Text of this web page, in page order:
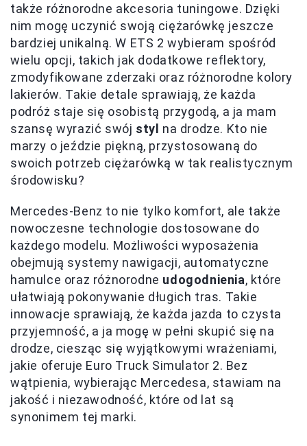
także różnorodne akcesoria tuningowe. Dzięki
nim mogę uczynić swoją ciężarówkę jeszcze
bardziej unikalną. W ETS 2 wybieram spośród
wielu opcji, takich jak dodatkowe reflektory,
zmodyfikowane zderzaki oraz różnorodne kolory
lakierów. Takie detale sprawiają, że każda
podróż staje się osobistą przygodą, a ja mam
szansę wyrazić swój styl na drodze. Kto nie
marzy o jeździe piękną, przystosowaną do
swoich potrzeb ciężarówką w tak realistycznym
środowisku?
Mercedes-Benz to nie tylko komfort, ale także
nowoczesne technologie dostosowane do
każdego modelu. Możliwości wyposażenia
obejmują systemy nawigacji, automatyczne
hamulce oraz różnorodne udogodnienia, które
ułatwiają pokonywanie długich tras. Takie
innowacje sprawiają, że każda jazda to czysta
przyjemność, a ja mogę w pełni skupić się na
drodze, ciesząc się wyjątkowymi wrażeniami,
jakie oferuje Euro Truck Simulator 2. Bez
wątpienia, wybierając Mercedesa, stawiam na
jakość i niezawodność, które od lat są
synonimem tej marki.